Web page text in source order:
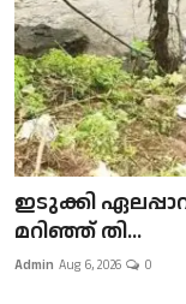
ഇടുക്കി
മറിഞ്ഞ് തി...
Admin Aug 6, 2026 0